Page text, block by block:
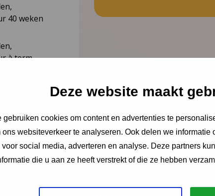
Deze website maakt
gebruiken cookies om content en advertenties te
ons websiteverkeer te analyseren. Ook delen we
voor social media, adverteren en analyse. Deze partners
die u aan ze heeft verstrekt of die ze hebben
40 weken
à term
42 weken
à term
39 weken